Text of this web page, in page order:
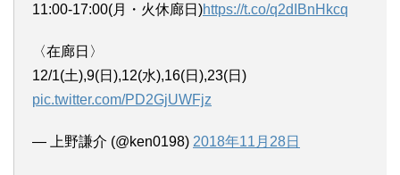
11:00-17:00(月・火休廊日)https://t.co/q2dIBnHkcq
〈在廊日〉
12/1(土),9(日),12(水),16(日),23(日)
pic.twitter.com/PD2GjUWFjz
— 上野謙介 (@ken0198) 2018年11月28日